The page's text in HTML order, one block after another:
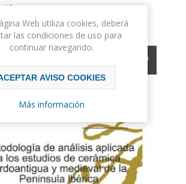
12
11,40€ IVA incluido
Web utiliza cookies, deberá
las condiciones de uso para
continuar navegando.
AVISO COOKIES
Más información